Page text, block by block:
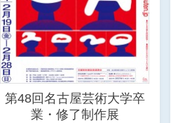
第48回名古屋芸術大学卒
業・修了制作展